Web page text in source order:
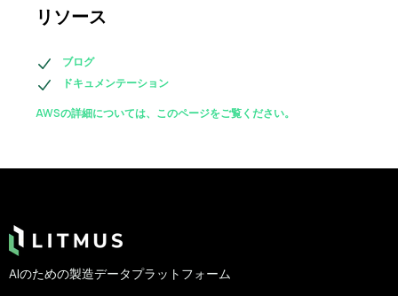
リソース
ブログ
ドキュメンテーション
AWSの詳細については、このページをご覧ください。
AIのための製造データプラットフォーム